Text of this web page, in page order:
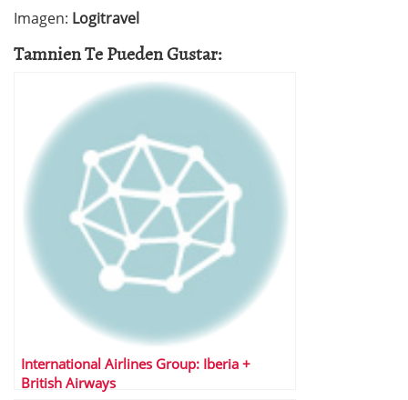
Imagen: Logitravel
Tamnien Te Pueden Gustar:
International Airlines Group: Iberia +
British Airways